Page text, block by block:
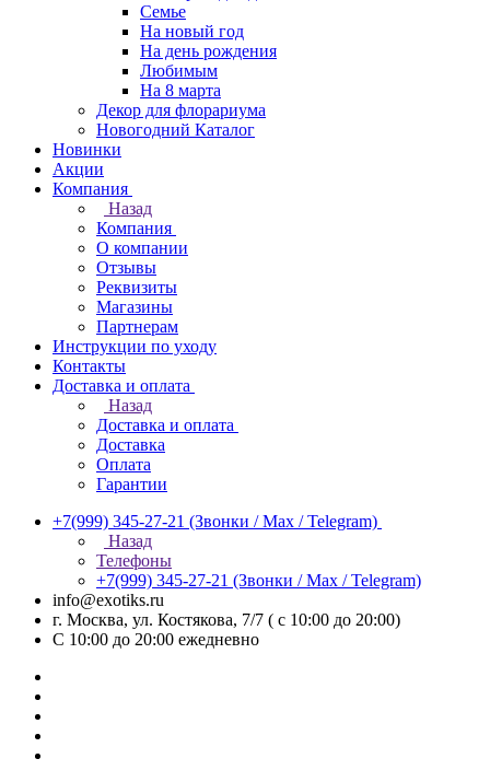
Семье
На новый год
На день рождения
Любимым
На 8 марта
Декор для флорариума
Новогодний Каталог
Новинки
Акции
Компания
Назад
Компания
О компании
Отзывы
Реквизиты
Магазины
Партнерам
Инструкции по уходу
Контакты
Доставка и оплата
Назад
Доставка и оплата
Доставка
Оплата
Гарантии
+7(999) 345-27-21 (Звонки / Max / Telegram)
Назад
Телефоны
+7(999) 345-27-21 (Звонки / Max / Telegram)
info@exotiks.ru
г. Москва, ул. Костякова, 7/7 ( с 10:00 до 20:00)
С 10:00 до 20:00 ежедневно